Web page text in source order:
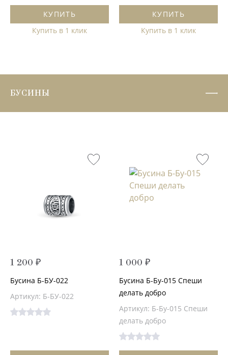
КУПИТЬ
Купить в 1 клик
КУПИТЬ
Купить в 1 клик
БУСИНЫ
1 200 ₽
Бусина Б-БУ-022
Артикул: Б-БУ-022
1 000 ₽
Бусина Б-Бу-015 Спеши
делать добро
Артикул: Б-Бу-015 Спеши
делать добро